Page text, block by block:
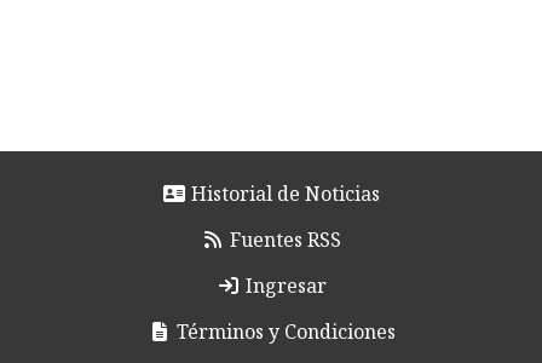
Historial de Noticias
Fuentes RSS
Ingresar
Términos y Condiciones